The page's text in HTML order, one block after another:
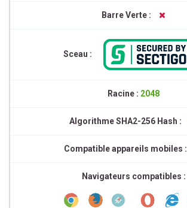
Barre Verte :
Sceau :
Racine : 2048
Algorithme SHA2-256 Hash :
Compatible appareils mobiles :
Navigateurs compatibles :